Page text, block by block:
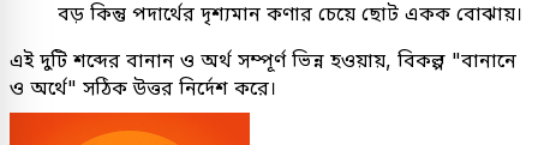
বড় কিন্তু পদার্থের দৃশ্যমান কণার চেয়ে ছোট একক বোঝায়।
এই দুটি শব্দের বানান ও অর্থ সম্পূর্ণ ভিন্ন হওয়ায়, বিকল্প "বানানে
ও অর্থে" সঠিক উত্তর নির্দেশ করে।